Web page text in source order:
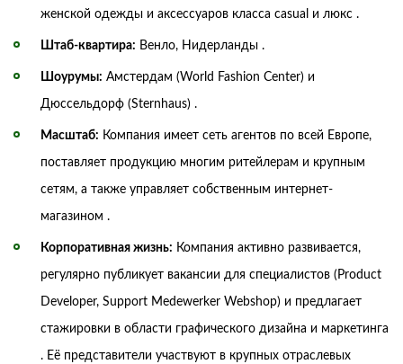
женской одежды и аксессуаров класса casual и люкс .
Штаб-квартира: Венло, Нидерланды .
Шоурумы: Амстердам (World Fashion Center) и
Дюссельдорф (Sternhaus) .
Масштаб: Компания имеет сеть агентов по всей Европе,
поставляет продукцию многим ритейлерам и крупным
сетям, а также управляет собственным интернет-
магазином .
Корпоративная жизнь: Компания активно развивается,
регулярно публикует вакансии для специалистов (Product
Developer, Support Medewerker Webshop) и предлагает
стажировки в области графического дизайна и маркетинга
. Её представители участвуют в крупных отраслевых